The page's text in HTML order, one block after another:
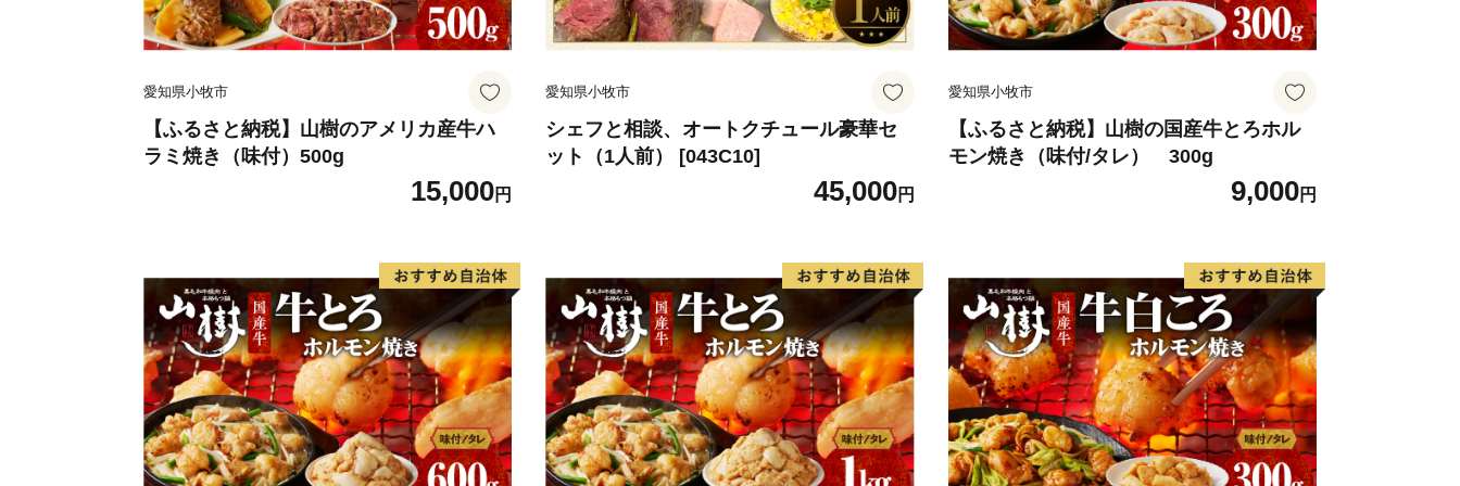
愛知県小牧市
【ふるさと納税】山樹のアメリカ産牛ハ
ラミ焼き（味付）500g
15,000円
愛知県小牧市
シェフと相談、オートクチュール豪華セ
ット（1人前） [043C10]
45,000円
愛知県小牧市
【ふるさと納税】山樹の国産牛とろホル
モン焼き（味付/タレ） 300g
9,000円